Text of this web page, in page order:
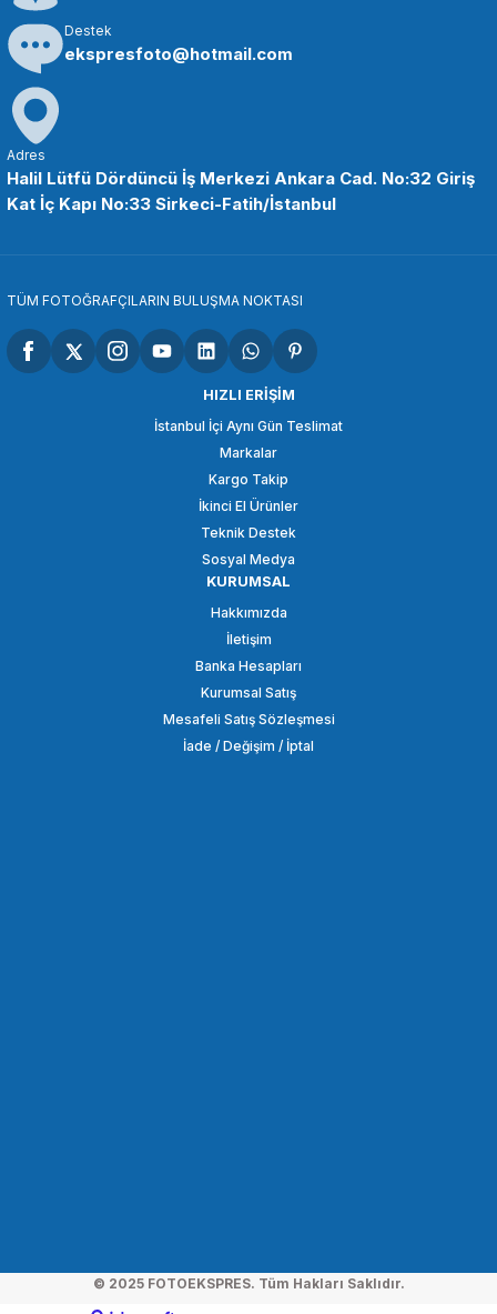
SEPETE EKLE
GODOX
Godox RFT-10 7 in 1 150x200cm Reflektör
GODOX
Godox RFT-05 100x150cm 5 in 1 Reflektör Set
SEPETE EKLE
Godox V1 Fujifilm Uyumlu Yuvarlak Kafa Flaş
Destek
ekspresfoto@hotmail.com
Adres
Halil Lütfü Dördüncü İş Merkezi Ankara Cad. No:32 Giriş
Kat İç Kapı No:33 Sirkeci-Fatih/İstanbul
TÜM FOTOĞRAFÇILARIN BULUŞMA NOKTASI
HIZLI ERİŞİM
İstanbul İçi Aynı Gün Teslimat
Markalar
Kargo Takip
İkinci El Ürünler
Teknik Destek
Sosyal Medya
KURUMSAL
Hakkımızda
İletişim
Banka Hesapları
Kurumsal Satış
Mesafeli Satış Sözleşmesi
İade / Değişim / İptal
© 2025 FOTOEKSPRES. Tüm Hakları Saklıdır.